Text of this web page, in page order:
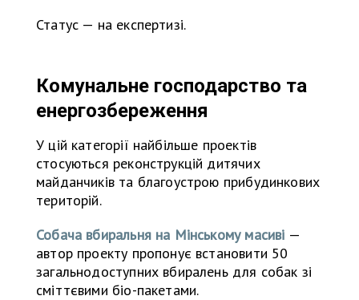
Статус — на експертизі.
Комунальне господарство та
енергозбереження
У цій категорії найбільше проектів
стосуються реконструкцій дитячих
майданчиків та благоустрою прибудинкових
територій.
Собача вбиральня на Мінському масиві —
автор проекту пропонує встановити 50
загальнодоступних вбиралень для собак зі
сміттєвими біо-пакетами.